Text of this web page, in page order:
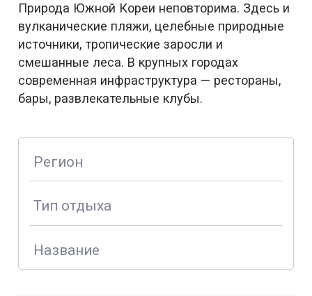
Природа Южной Кореи неповторима. Здесь и
вулканические пляжи, целебные природные
источники, тропические заросли и
смешанные леса. В крупных городах
современная инфраструктура — рестораны,
бары, развлекательные клубы.
Регион
Тип отдыха
Название